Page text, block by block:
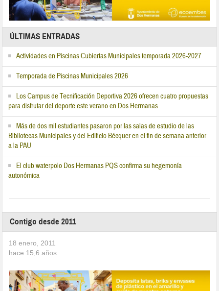
ÚLTIMAS ENTRADAS
Actividades en Piscinas Cubiertas Municipales temporada 2026-2027
Temporada de Piscinas Municipales 2026
Los Campus de Tecnificación Deportiva 2026 ofrecen cuatro propuestas
para disfrutar del deporte este verano en Dos Hermanas
Más de dos mil estudiantes pasaron por las salas de estudio de las
Bibliotecas Municipales y del Edificio Bécquer en el fin de semana anterior
a la PAU
El club waterpolo Dos Hermanas PQS confirma su hegemonía
autonómica
Contigo desde 2011
18 enero, 2011
hace 15,6 años.